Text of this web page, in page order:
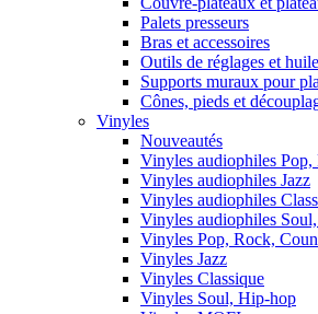
Palets presseurs
Bras et accessoires
Outils de réglages et
Supports muraux pour
Cônes, pieds et
Vinyles
Nouveautés
Vinyles audiophiles
Vinyles audiophiles Jazz
Vinyles audiophiles
Vinyles audiophiles
Vinyles Pop, Rock,
Vinyles Jazz
Vinyles Classique
Vinyles Soul, Hip-hop